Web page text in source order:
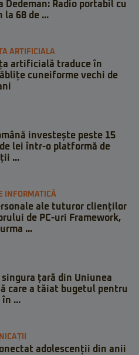
Dedeman: Radio portabil cu
la 68 de ...
ARTIFICIALA
artificială traduce în
cuneiforme vechi de
investește peste 15
lei într-o platformă de
...
INFORMATICĂ
ale tuturor clienților
de PC-uri Framework,
...
singura țară din Uniunea
care a tăiat bugetul pentru
în ...
adolescenții din anii